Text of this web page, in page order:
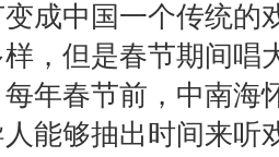
中国一个传统的
，但是春节期间唱
年春节前，中南海
能够抽出时间来听